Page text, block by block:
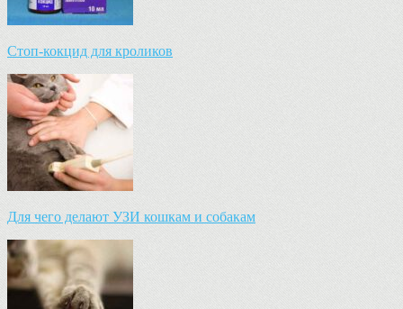
Стоп-кокцид для кроликов
Для чего делают УЗИ кошкам и собакам